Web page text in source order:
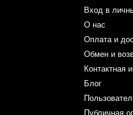
Вход в
О нас
Оплата и
Обмен и
Контактная
Блог
Публичная